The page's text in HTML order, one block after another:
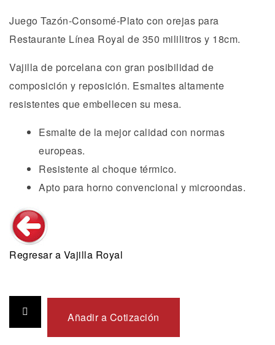
Juego Tazón-Consomé-Plato con orejas para
Restaurante Línea Royal de 350 mililitros y 18cm.
Vajilla de porcelana con gran posibilidad de
composición y reposición. Esmaltes altamente
resistentes que embellecen su mesa.
Esmalte de la mejor calidad con normas
europeas.
Resistente al choque térmico.
Apto para horno convencional y microondas.
Regresar a Vajilla Royal
Añadir a Cotización